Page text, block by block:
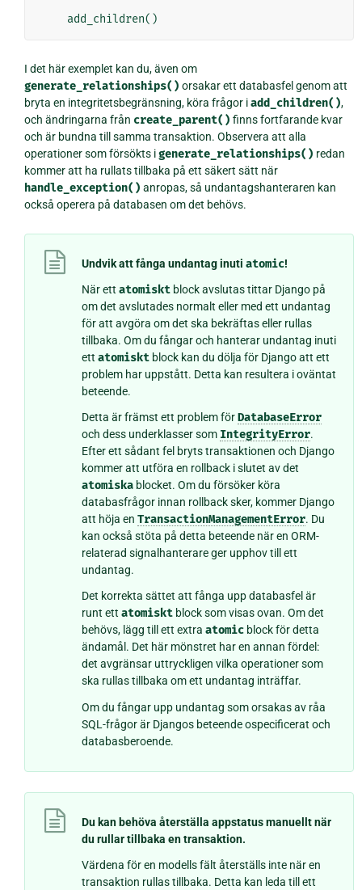
add_children()
I det här exemplet kan du, även om
generate_relationships() orsakar ett databasfel genom att
bryta en integritetsbegränsning, köra frågor iadd_children(),
och ändringarna från create_parent() finns fortfarande kvar
och är bundna till samma transaktion. Observera att alla
operationer som försökts igenerate_relationships() redan
kommer att ha rullats tillbaka på ett säkert sätt när
handle_exception() anropas, så undantagshanteraren kan
också operera på databasen om det behövs.
Undvik att fånga undantag inuti atomic!
När ett atomisktblock avslutas tittar Django på
om det avslutades normalt eller med ett undantag
för att avgöra om det ska bekräftas eller rullas
tillbaka. Om du fångar och hanterar undantag inuti
ett atomisktblock kan du dölja för Django att ett
problem har uppstått. Detta kan resultera i oväntat
beteende.
Detta är främst ett problem förDatabaseError
och dess underklasser som IntegrityError.
Efter ett sådant fel bryts transaktionen och Django
kommer att utföra en rollback i slutet av det
atomiskablocket. Om du försöker köra
databasfrågor innan rollback sker, kommer Django
att höja en TransactionManagementError. Du
kan också stöta på detta beteende när en ORM-
relaterad signalhanterare ger upphov till ett
undantag.
Det korrekta sättet att fånga upp databasfel är
runt ett atomisktblock som visas ovan. Om det
behövs, lägg till ett extra atomicblock för detta
ändamål. Det här mönstret har en annan fördel:
det avgränsar uttryckligen vilka operationer som
ska rullas tillbaka om ett undantag inträffar.
Om du fångar upp undantag som orsakas av råa
SQL-frågor är Djangos beteende ospecificerat och
databasberoende.
Du kan behöva återställa appstatus manuellt när
du rullar tillbaka en transaktion.
Värdena för en modells fält återställs inte när en
transaktion rullas tillbaka. Detta kan leda till ett